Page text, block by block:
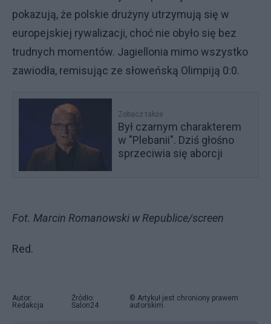
pokazują, że polskie drużyny utrzymują się w
europejskiej rywalizacji, choć nie obyło się bez
trudnych momentów. Jagiellonia mimo wszystko
zawiodła, remisując ze słoweńską Olimpiją 0:0.
Zobacz także
Był czarnym charakterem
w "Plebanii". Dziś głośno
sprzeciwia się aborcji
Fot. Marcin Romanowski w Republice/screen
Red.
Autor:
Redakcja
Źródło:
Salon24
© Artykuł jest chroniony prawem
autorskim.